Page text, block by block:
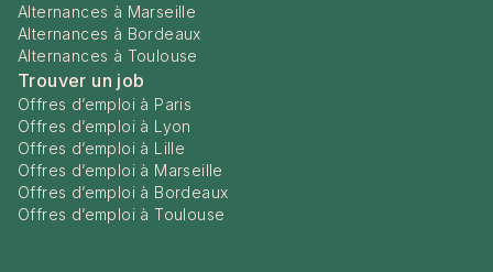
Alternances à Marseille
Alternances à Bordeaux
Alternances à Toulouse
Trouver un job
Offres d’emploi à Paris
Offres d’emploi à Lyon
Offres d’emploi à Lille
Offres d’emploi à Marseille
Offres d’emploi à Bordeaux
Offres d’emploi à Toulouse